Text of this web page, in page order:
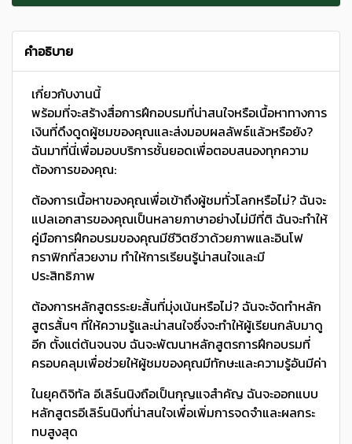
คำอธิบาย
เกี่ยวกับงานนี้
พร้อมที่จะสร้างสื่อการฝึกอบรมที่น่าสนใจหรือเนื้อหาทางการ
เงินที่ดึงดูดผู้ชมของคุณและส่งมอบผลลัพธ์แล้วหรือยัง?
ฉันมาที่นี่เพื่อมอบบริการชั้นยอดเพื่อตอบสนองทุกความ
ต้องการของคุณ:
ต้องการเนื้อหาของคุณเพื่อเข้าถึงผู้ชมทั่วโลกหรือไม่? ฉันจะ
แปลเอกสารของคุณเป็นหลายภาษาอย่างไม่มีที่ติ ฉันจะทำให้
คู่มือการฝึกอบรมของคุณมีชีวิตชีวาด้วยภาพและอินโฟ
กราฟิกที่สวยงาม ทำให้การเรียนรู้น่าสนใจและมี
ประสิทธิภาพ
ต้องการหลักสูตรระยะสั้นที่มุ่งเน้นหรือไม่? ฉันจะจัดทำหลัก
สูตรสั้นๆ ที่ให้ความรู้และน่าสนใจซึ่งจะทำให้ผู้เรียนกลับมาดู
อีก ตั้งแต่ต้นจนจบ ฉันจะพัฒนาหลักสูตรการฝึกอบรมที่
ครอบคลุมเพื่อช่วยให้ผู้ชมของคุณมีทักษะและความรู้อันมีค่า
ในยุคดิจิทัล อีเลิร์นนิงถือเป็นกุญแจสำคัญ ฉันจะออกแบบ
หลักสูตรอีเลิร์นนิงที่น่าสนใจเพื่อเพิ่มการจดจำและผลกระ
ทบสูงสุด